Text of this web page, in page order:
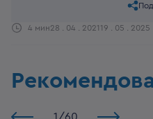
4 мин28 . 04 . 2021 19 . 05 . 2025